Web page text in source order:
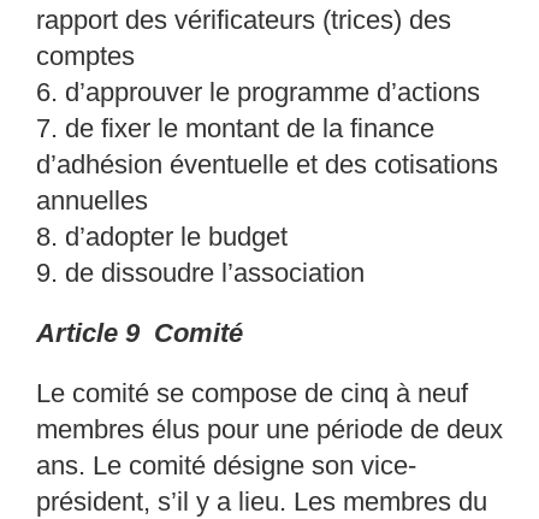
rapport des vérificateurs (trices) des
comptes
6. d’approuver le programme d’actions
7. de fixer le montant de la finance
d’adhésion éventuelle et des cotisations
annuelles
8. d’adopter le budget
9. de dissoudre l’association
Article 9 Comité
Le comité se compose de cinq à neuf
membres élus pour une période de deux
ans. Le comité désigne son vice-
président, s’il y a lieu. Les membres du